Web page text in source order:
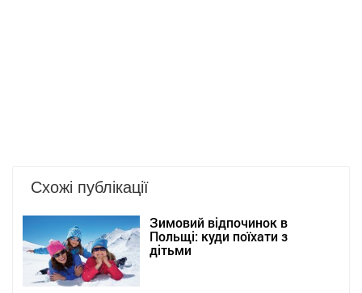
Схожі публікації
Зимовий відпочинок в
Польщі: куди поїхати з
дітьми